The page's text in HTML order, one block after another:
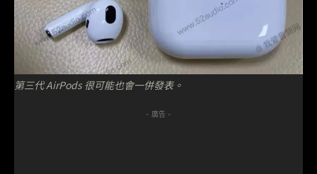
第三代 AirPods 很可能也會一併發表。
- 廣告 -